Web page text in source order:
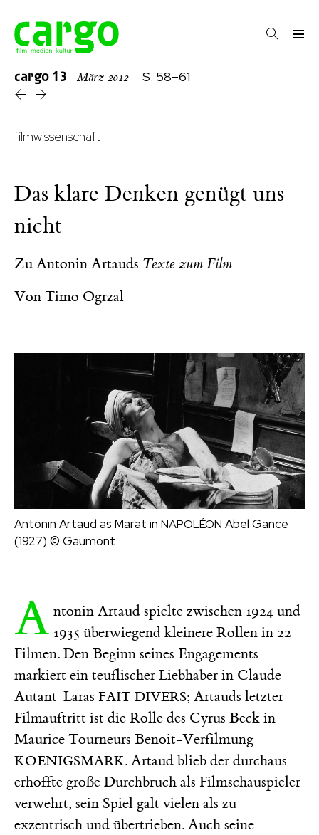
cargo 13 März 2012 S. 58–61
filmwissenschaft
Das klare Denken genügt uns
nicht
Zu Antonin Artauds Texte zum Film
Von Timo Ogrzal
Antonin Artaud as Marat in NAPOLÉON Abel Gance
(1927) © Gaumont
A ntonin Artaud spielte zwischen 1924 und
1935 überwiegend kleinere Rollen in 22
Filmen. Den Beginn seines Engagements
markiert ein teuflischer Liebhaber in Claude
Autant-Laras FAIT DIVERS; Artauds letzter
Filmauftritt ist die Rolle des Cyrus Beck in
Maurice Tourneurs Benoit-Verfilmung
KOENIGSMARK. Artaud blieb der durchaus
erhoffte große Durchbruch als Filmschauspieler
verwehrt, sein Spiel galt vielen als zu
exzentrisch und übertrieben. Auch seine